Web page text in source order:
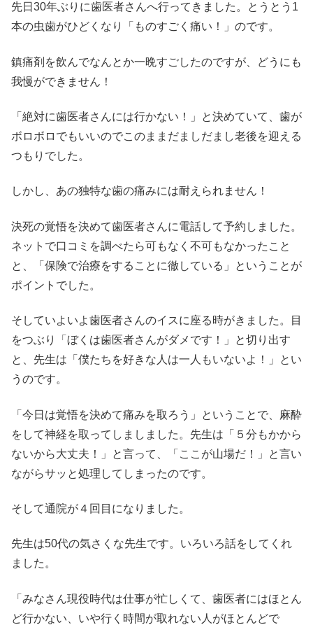
先日30年ぶりに歯医者さんへ行ってきました。とうとう1
本の虫歯がひどくなり「ものすごく痛い！」のです。
鎮痛剤を飲んでなんとか一晩すごしたのですが、どうにも
我慢ができません！
「絶対に歯医者さんには行かない！」と決めていて、歯が
ボロボロでもいいのでこのままだましだまし老後を迎える
つもりでした。
しかし、あの独特な歯の痛みには耐えられません！
決死の覚悟を決めて歯医者さんに電話して予約しました。
ネットで口コミを調べたら可もなく不可もなかったこと
と、「保険で治療をすることに徹している」ということが
ポイントでした。
そしていよいよ歯医者さんのイスに座る時がきました。目
をつぶり「ぼくは歯医者さんがダメです！」と切り出す
と、先生は「僕たちを好きな人は一人もいないよ！」とい
うのです。
「今日は覚悟を決めて痛みを取ろう」ということで、麻酔
をして神経を取ってしましました。先生は「５分もかから
ないから大丈夫！」と言って、「ここが山場だ！」と言い
ながらサッと処理してしまったのです。
そして通院が４回目になりました。
先生は50代の気さくな先生です。いろいろ話をしてくれ
ました。
「みなさん現役時代は仕事が忙しくて、歯医者にはほとん
ど行かない、いや行く時間が取れない人がほとんどで